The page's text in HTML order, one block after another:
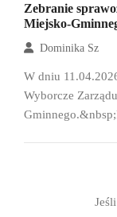
Zebranie
Miejsko-
Dominika Sz
W dniu
Wyborcze